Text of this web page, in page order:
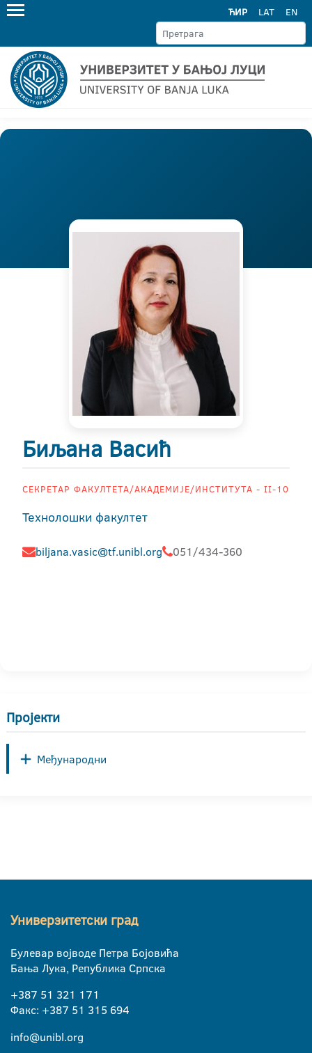
ЋИР LAT EN
Биљана Васић
СЕКРЕТАР ФАКУЛТЕТА/АКАДЕМИЈЕ/ИНСТИТУТА - II-10
Технолошки факултет
biljana.vasic@tf.unibl.org 051/434-360
Пројекти
Међународни
Универзитетски град
Булевар војводе Петра Бојовића
Бања Лука, Република Српска
+387 51 321 171
Факс: +387 51 315 694
info@unibl.org